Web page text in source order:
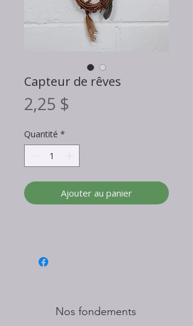
Capteur de rêves
2,25 $
Quantité *
Ajouter au panier
Nos fondements